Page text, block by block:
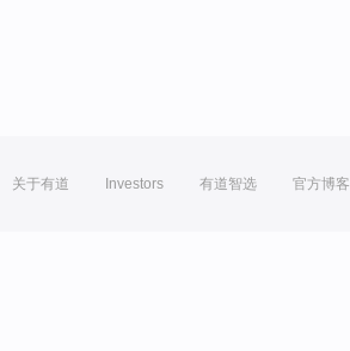
关于有道 Investors 有道智选 官方博客